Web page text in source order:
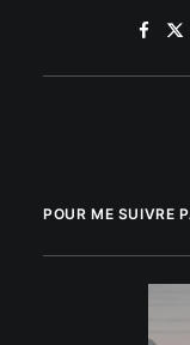
POUR ME SUIVRE